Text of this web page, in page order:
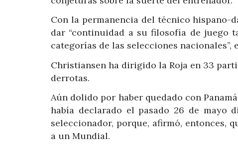
Con la permanencia del técnico hispano-
dar “continuidad a su filosofía de juego
categorías de las selecciones nacionales”,
Christiansen ha dirigido la Roja en 33
derrotas.
Aún dolido por haber quedado con
había declarado el pasado 26 de mayo
seleccionador, porque, afirmó,
a un Mundial.